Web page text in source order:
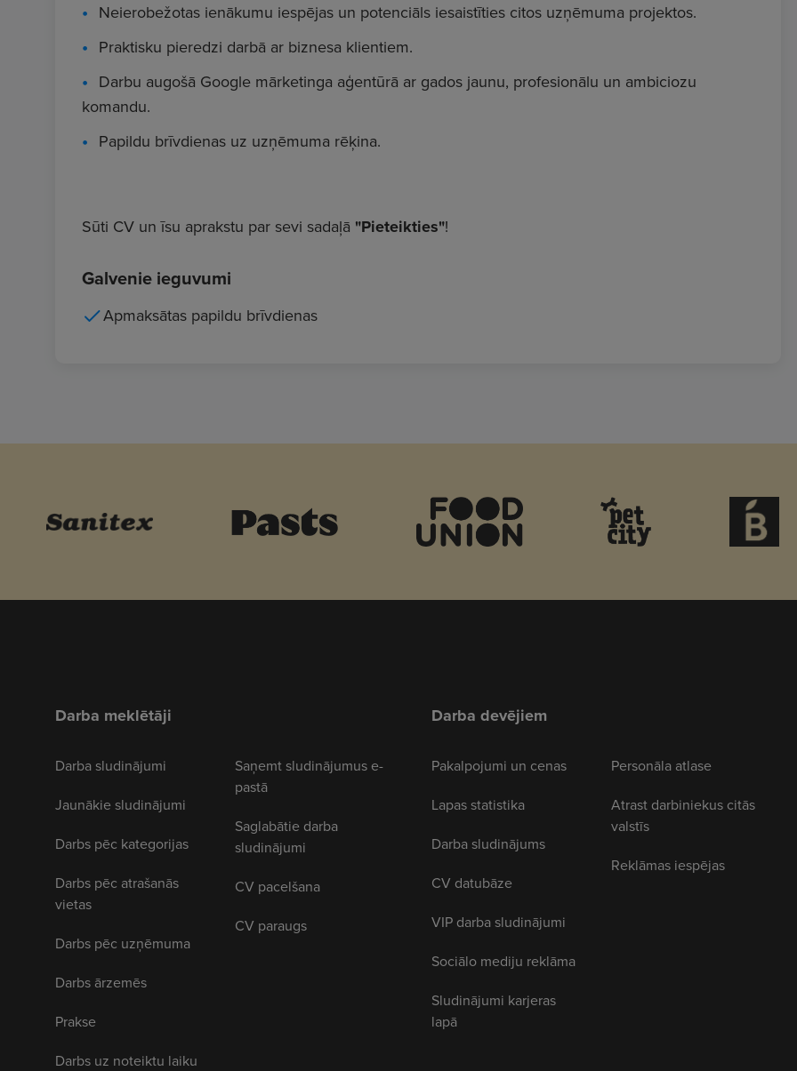
Neierobežotas ienākumu iespējas un potenciāls iesaistīties citos uzņēmuma projektos.
Praktisku pieredzi darbā ar biznesa klientiem.
Darbu augošā Google mārketinga aģentūrā ar gados jaunu, profesionālu un ambiciozu
komandu.
Papildu brīvdienas uz uzņēmuma rēķina.
Sūti CV un īsu aprakstu par sevi sadaļā "Pieteikties"!
Galvenie ieguvumi
Apmaksātas papildu brīvdienas
Darba meklētāji
Darba sludinājumi
Jaunākie sludinājumi
Darbs pēc kategorijas
Darbs pēc atrašanās
vietas
Darbs pēc uzņēmuma
Darbs ārzemēs
Prakse
Darbs uz noteiktu laiku
Saņemt sludinājumus e-
pastā
Saglabātie darba
sludinājumi
CV pacelšana
CV paraugs
Darba devējiem
Pakalpojumi un cenas
Lapas statistika
Darba sludinājums
CV datubāze
VIP darba sludinājumi
Sociālo mediju reklāma
Sludinājumi karjeras
lapā
Personāla atlase
Atrast darbiniekus citās
valstīs
Reklāmas iespējas